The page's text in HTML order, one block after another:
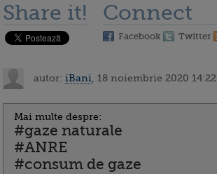
Share it! Connect
Facebook Twitter
autor: iBani , 18 noiembrie 2020 14:22
Mai multe despre:
#gaze naturale
#ANRE
#consum de gaze